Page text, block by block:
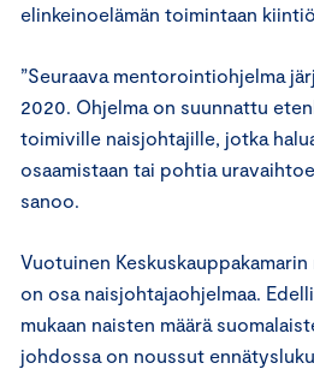
elinkeinoelämän toimintaan
”Seuraava mentorointiohjelma
2020. Ohjelma on suunnattu
toimiville naisjohtajille, jotka
osaamistaan tai pohtia
sanoo.
Vuotuinen
on osa naisjohtajaohjelmaa.
mukaan naisten määrä
johdossa on noussut